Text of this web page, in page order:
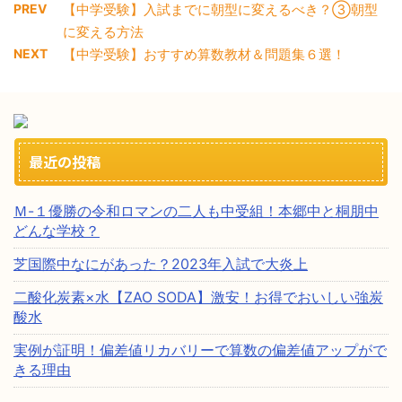
PREV
【中学受験】入試までに朝型に変えるべき？③朝型
に変える方法
NEXT 【中学受験】おすすめ算数教材＆問題集６選！
最近の投稿
Ｍ-１優勝の令和ロマンの二人も中受組！本郷中と桐朋中
どんな学校？
芝国際中なにがあった？2023年入試で大炎上
二酸化炭素×水【ZAO SODA】激安！お得でおいしい強炭
酸水
実例が証明！偏差値リカバリーで算数の偏差値アップがで
きる理由